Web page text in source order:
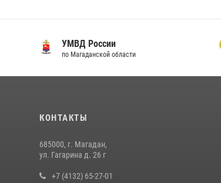
УМВД России
по Магаданской области
КОНТАКТЫ
685000, г. Магадан,
ул. Гагарина д. 26 г
+7 (4132) 65-27-01